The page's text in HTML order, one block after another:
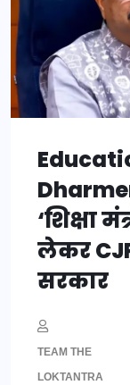
‘शिक्षा
लेकर
सरकार
TEAM THE
LOKTANTRA